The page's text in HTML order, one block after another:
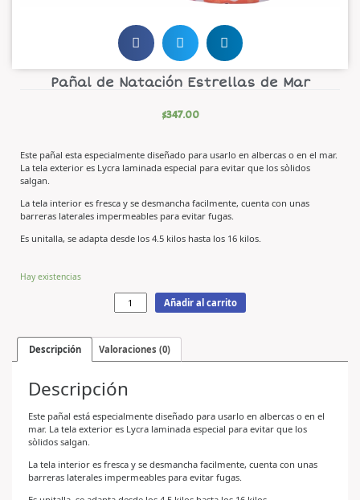
Pañal de Natación Estrellas de Mar
$347.00
Este pañal esta especialmente diseñado para usarlo en albercas o en el mar.
La tela exterior es Lycra laminada especial para evitar que los sòlidos
salgan.
La tela interior es fresca y se desmancha facilmente, cuenta con unas
barreras laterales impermeables para evitar fugas.
Es unitalla, se adapta desde los 4.5 kilos hasta los 16 kilos.
Hay existencias
Añadir al carrito
Descripción Valoraciones (0)
Descripción
Este pañal está especialmente diseñado para usarlo en albercas o en el
mar. La tela exterior es Lycra laminada especial para evitar que los
sòlidos salgan.
La tela interior es fresca y se desmancha facilmente, cuenta con unas
barreras laterales impermeables para evitar fugas.